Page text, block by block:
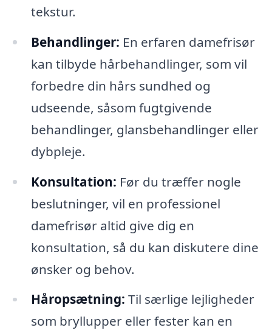
tekstur.
Behandlinger: En erfaren damefrisør
kan tilbyde hårbehandlinger, som vil
forbedre din hårs sundhed og
udseende, såsom fugtgivende
behandlinger, glansbehandlinger eller
dybpleje.
Konsultation: Før du træffer nogle
beslutninger, vil en professionel
damefrisør altid give dig en
konsultation, så du kan diskutere dine
ønsker og behov.
Håropsætning: Til særlige lejligheder
som bryllupper eller fester kan en